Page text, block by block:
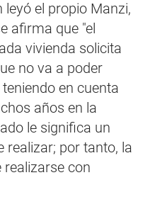
leyó el propio Manzi,
afirma que "el
vivienda solicita
no va a poder
en cuenta
años en la
le significa un
realizar; por tanto, la
con